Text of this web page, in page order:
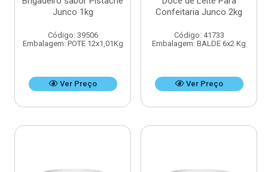
Junco 1kg
Código: 39506
Embalagem: POTE 12x1,01Kg
Ver Preço
Confeitaria Junco 2kg
Código: 41733
Embalagem: BALDE 6x2 Kg
Ver Preço